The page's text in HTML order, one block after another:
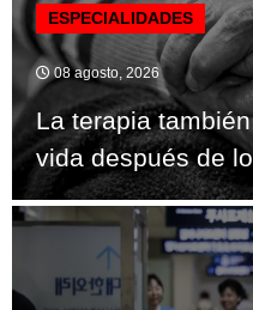
ESPECIALIDADES
08 agosto, 2026
La terapia
vida después de